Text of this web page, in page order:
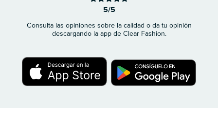
5/5
Consulta las opiniones sobre la calidad o da tu opinión
descargando la app de Clear Fashion.